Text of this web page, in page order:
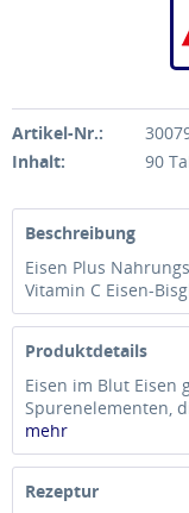
Artikel-Nr.:
Inhalt:
90
Beschreibung
Eisen Plus
Vitamin C Eisen-
Produktdetails
Eisen im Blut Eisen
Spurenelementen,
mehr
Rezeptur